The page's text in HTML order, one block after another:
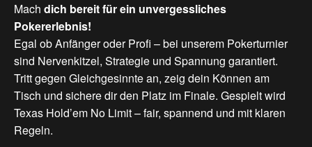
Mach dich bereitfürein unvergessliches
Pokererlebnis!
Egal ob Anfänger oder Profi – bei unserem Pokerturnier
sind Nervenkitzel, Strategie und Spannung garantiert.
Tritt gegen Gleichgesinnte an, zeig dein Können am
Tisch und sichere dir den Platz im Finale. Gespielt wird
Texas Hold’em No Limit – fair, spannend und mit klaren
Regeln.